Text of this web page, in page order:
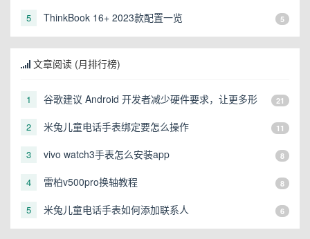
5 ThinkBook 16+ 2023款配置一览 5
文章阅读 (月排行榜)
1
谷歌建议 Android 开发者减少硬件要求，让更多形
21
2 米兔儿童电话手表绑定要怎么操作 11
3 vivo watch3手表怎么安装app 8
4 雷柏v500pro换轴教程 8
5 米兔儿童电话手表如何添加联系人 6